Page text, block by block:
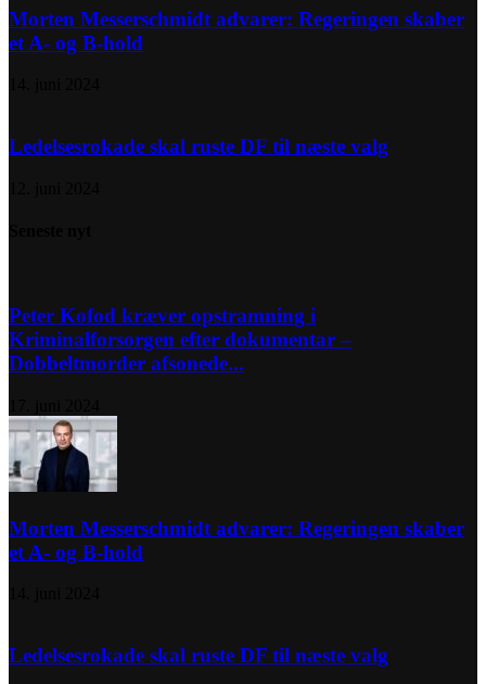
Morten Messerschmidt advarer: Regeringen skaber
et A- og B-hold
Ledelsesrokade skal ruste DF til næste valg
Peter Kofod kræver opstramning i
Kriminalforsorgen efter dokumentar –
Dobbeltmorder afsonede...
Morten Messerschmidt advarer: Regeringen skaber
et A- og B-hold
Ledelsesrokade skal ruste DF til næste valg